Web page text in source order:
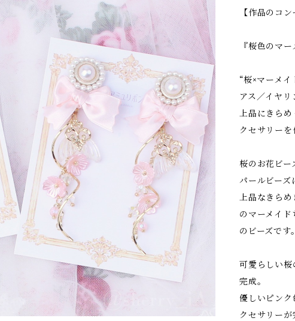
【作品のコン
『桜色のマ
“桜×マーメ
アス／イヤリ
上品にきらめ
クセサリーを
桜のお花ビー
パールビーズ
上品なきら
のマーメイ
のビーズです。
可愛らしい
完成。
優しいピン
クセサリーが